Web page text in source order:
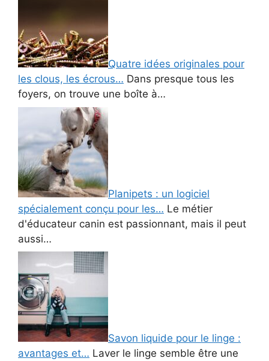
Quatre idées originales pour
les clous, les écrous… Dans presque tous les
foyers, on trouve une boîte à…
Planipets : un logiciel
spécialement conçu pour les… Le métier
d'éducateur canin est passionnant, mais il peut
aussi…
Savon liquide pour le linge :
avantages et… Laver le linge semble être une